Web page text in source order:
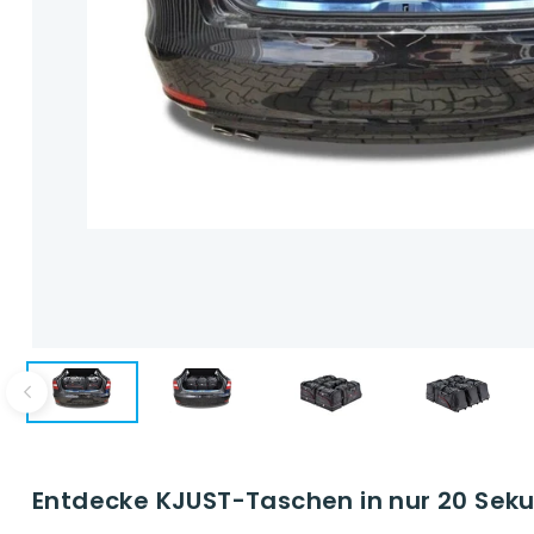
Entdecke KJUST-Taschen in nur 20